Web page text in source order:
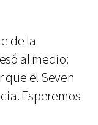
de la
al medio:
que el Seven
Esperemos